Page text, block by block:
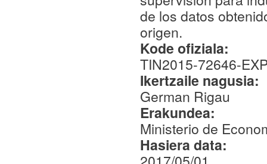
de los datos
origen.
Kode ofiziala:
TIN2015-72646-
Ikertzaile nagusia:
German Rigau
Erakundea:
Ministerio de
Hasiera data: